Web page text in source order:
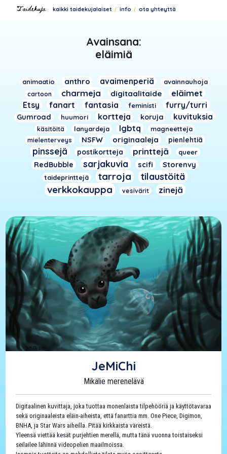
kaikki taidekujalaiset info ota yhteyttä
Avainsana:
eläimiä
animaatio anthro avaimenperiä avainnauhoja
cartoon charmeja digitaalitaide eläimet
Etsy fanart fantasia feministi furry/turri
Gumroad huumori kortteja koruja kuvituksia
käsitöitä lanyardeja lgbtq magneetteja
mielenterveys NSFW originaaleja pienlehtiä
pinssejä postikortteja printtejä queer
RedBubble sarjakuvia scifi Storenvy
taideprinttejä tarroja tilaustöitä
verkkokauppa vesivärit zinejä
JeMiChi
Mikälie merenelävä
Digitaalinen kuvittaja, joka tuottaa monenlaista tilpehööriä ja käyttötavaraa
sekä originaaleista eläin-aiheista, että fanarttia mm. One Piece, Digimon,
BNHA, ja Star Wars aiheilla. Pitää kirkkaista väreistä.
Yleensä viettää kesät purjehtien merellä, mutta tänä vuonna toistaiseksi
seilailee lähinnä videopelien maailmoissa.